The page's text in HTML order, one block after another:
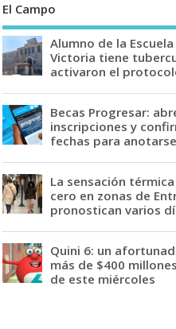
El Campo
Alumno de la
Victoria tiene
activaron el
Becas Progresar:
inscripciones y
fechas para anotarse
La sensación
cero en zonas de
pronostican varios
Quini 6: un
más de $400
de este miércoles